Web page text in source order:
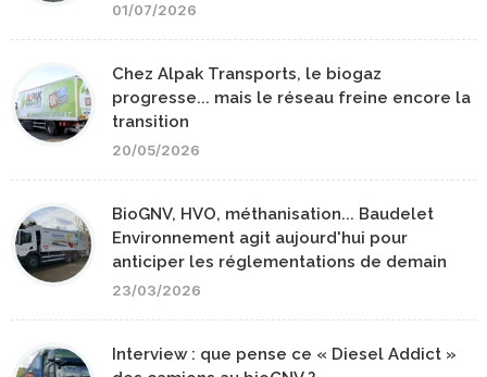
01/07/2026
Chez Alpak Transports, le biogaz
progresse... mais le réseau freine encore la
transition
20/05/2026
BioGNV, HVO, méthanisation... Baudelet
Environnement agit aujourd'hui pour
anticiper les réglementations de demain
23/03/2026
Interview : que pense ce « Diesel Addict »